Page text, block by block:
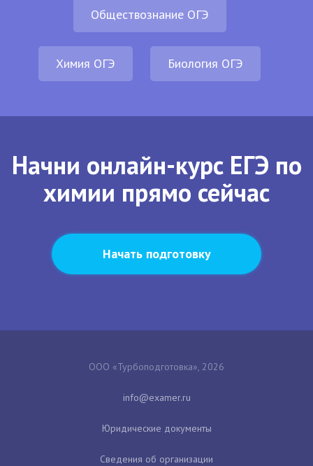
Обществознание ОГЭ
Химия ОГЭ Биология ОГЭ
Начни онлайн-курс ЕГЭ по
химии прямо сейчас
Начать подготовку
ООО «Турбоподготовка», 2026
Юридические документы
Сведения об организации